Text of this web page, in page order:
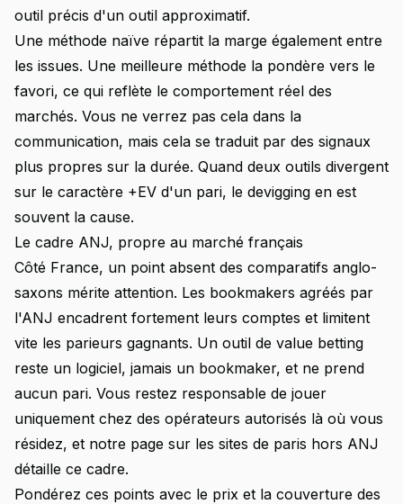
outil précis d'un outil approximatif.
Une méthode naïve répartit la marge également entre
les issues. Une meilleure méthode la pondère vers le
favori, ce qui reflète le comportement réel des
marchés. Vous ne verrez pas cela dans la
communication, mais cela se traduit par des signaux
plus propres sur la durée. Quand deux outils divergent
sur le caractère +EV d'un pari, le devigging en est
souvent la cause.
Le cadre ANJ, propre au marché français
Côté France, un point absent des comparatifs anglo-
saxons mérite attention. Les bookmakers agréés par
l'ANJ encadrent fortement leurs comptes et limitent
vite les parieurs gagnants. Un outil de value betting
reste un logiciel, jamais un bookmaker, et ne prend
aucun pari. Vous restez responsable de jouer
uniquement chez des opérateurs autorisés là où vous
résidez, et notre page sur les sites de paris hors ANJ
détaille ce cadre.
Pondérez ces points avec le prix et la couverture des